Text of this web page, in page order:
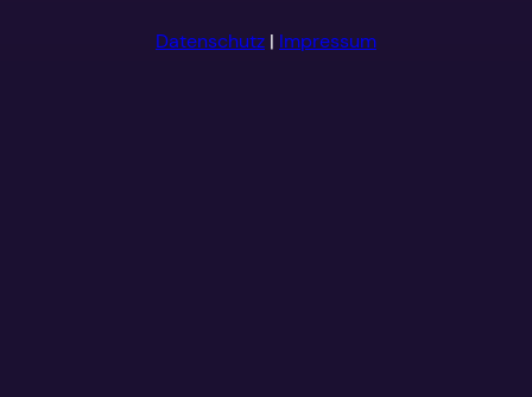
Datenschutz | Impressum